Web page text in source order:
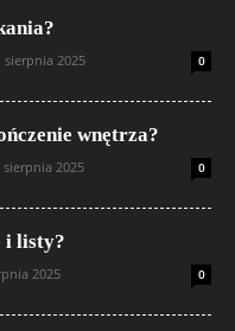
sierpnia 2025 0
wnętrza?
sierpnia 2025 0
i listy?
2025 0